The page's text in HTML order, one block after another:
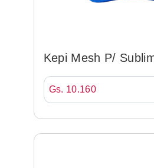
Kepi Mesh P/
Francia (royal Blue)
Gs. 10.160